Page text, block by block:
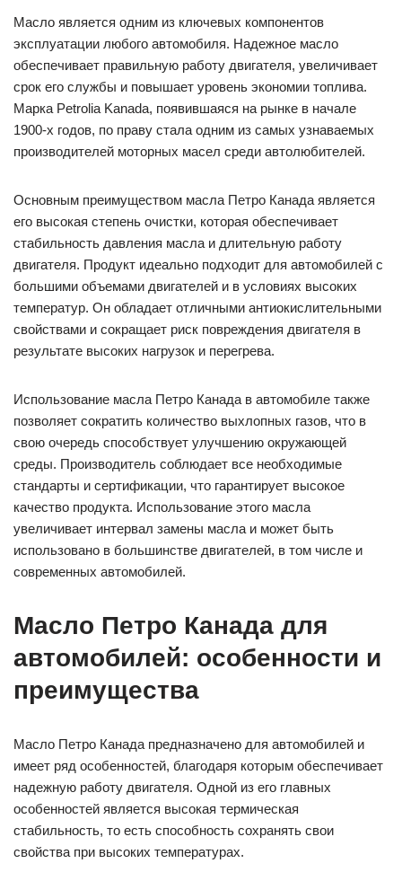
Масло является одним из ключевых компонентов
эксплуатации любого автомобиля. Надежное масло
обеспечивает правильную работу двигателя, увеличивает
срок его службы и повышает уровень экономии топлива.
Марка Petrolia Kanada, появившаяся на рынке в начале
1900-х годов, по праву стала одним из самых узнаваемых
производителей моторных масел среди автолюбителей.
Основным преимуществом масла Петро Канада является
его высокая степень очистки, которая обеспечивает
стабильность давления масла и длительную работу
двигателя. Продукт идеально подходит для автомобилей с
большими объемами двигателей и в условиях высоких
температур. Он обладает отличными антиокислительными
свойствами и сокращает риск повреждения двигателя в
результате высоких нагрузок и перегрева.
Использование масла Петро Канада в автомобиле также
позволяет сократить количество выхлопных газов, что в
свою очередь способствует улучшению окружающей
среды. Производитель соблюдает все необходимые
стандарты и сертификации, что гарантирует высокое
качество продукта. Использование этого масла
увеличивает интервал замены масла и может быть
использовано в большинстве двигателей, в том числе и
современных автомобилей.
Масло Петро Канада для
автомобилей: особенности и
преимущества
Масло Петро Канада предназначено для автомобилей и
имеет ряд особенностей, благодаря которым обеспечивает
надежную работу двигателя. Одной из его главных
особенностей является высокая термическая
стабильность, то есть способность сохранять свои
свойства при высоких температурах.